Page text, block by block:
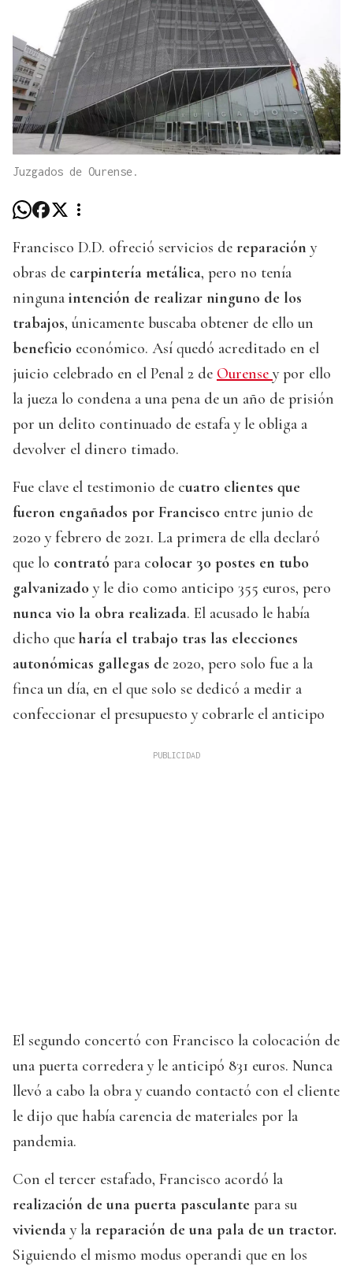
Juzgados de Ourense.
Francisco D.D. ofreció servicios de reparación y
obras de carpintería metálica, pero no tenía
ninguna intención de realizar ninguno de los
trabajos, únicamente buscaba obtener de ello un
beneficio económico. Así quedó acreditado en el
juicio celebrado en el Penal 2 de Ourense y por ello
la jueza lo condena a una pena de un año de prisión
por un delito continuado de estafa y le obliga a
devolver el dinero timado.
Fue clave el testimonio de cuatro clientes que
fueron engañados por Francisco entre junio de
2020 y febrero de 2021. La primera de ella declaró
que lo contrató para colocar 30 postes en tubo
galvanizado y le dio como anticipo 355 euros, pero
nunca vio la obra realizada. El acusado le había
dicho que haría el trabajo tras las elecciones
autonómicas gallegas de 2020, pero solo fue a la
finca un día, en el que solo se dedicó a medir a
confeccionar el presupuesto y cobrarle el anticipo
El segundo concertó con Francisco la colocación de
una puerta corredera y le anticipó 831 euros. Nunca
llevó a cabo la obra y cuando contactó con el cliente
le dijo que había carencia de materiales por la
pandemia.
Con el tercer estafado, Francisco acordó la
realización de una puerta pasculante para su
vivienda y la reparación de una pala de un tractor.
Siguiendo el mismo modus operandi que en los